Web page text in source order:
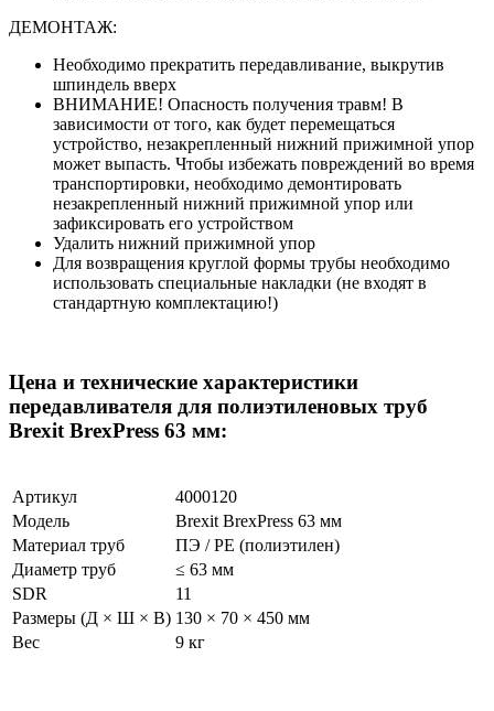
ДЕМОНТАЖ:
Необходимо прекратить передавливание, выкрутив
шпиндель вверх
ВНИМАНИЕ! Опасность получения травм! В
зависимости от того, как будет перемещаться
устройство, незакрепленный нижний прижимной упор
может выпасть. Чтобы избежать повреждений во время
транспортировки, необходимо демонтировать
незакрепленный нижний прижимной упор или
зафиксировать его устройством
Удалить нижний прижимной упор
Для возвращения круглой формы трубы необходимо
использовать специальные накладки (не входят в
стандартную комплектацию!)
Цена и технические характеристики
передавливателя для полиэтиленовых труб
Brexit BrexPress 63 мм:
Артикул
4000120
Модель
Brexit BrexPress 63 мм
Материал труб
ПЭ / PE (полиэтилен)
Диаметр труб
≤ 63 мм
SDR
11
Размеры (Д × Ш × В) 130 × 70 × 450 мм
Вес
9 кг